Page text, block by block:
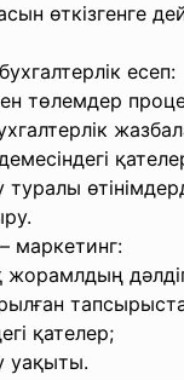
өткізгенге
есеп:
төлемдер
маркетинг:
қателер;
уақыты.